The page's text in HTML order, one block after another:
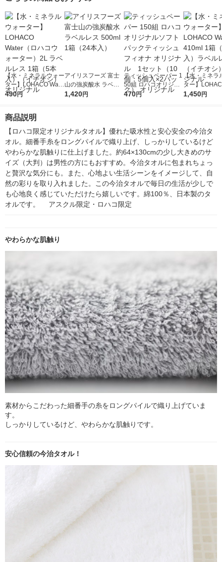
【水・ミネラルウォー
ター】LOHACO Wate
r（ロハコウォータ
シ） オリジナル
490円
アイリスフーズ 富士
山の強炭酸水 ラベル
レス 500ml 1箱（24
1,420円
ティッシュペーパー 1
50組 ロハコオリジナ
ルソフトパックティッ
オリジナル
470円
【水・ミネラ
ター】
r 410ml 1箱（
1,450円
商品説明
【ロハコ限定オリジナルタオル】優れた吸水性と安心安全の今治タ
オル。細番手糸をロングパイルで織り上げ、しっかりしているけど
やわらかな肌触りに仕上げました。約64×130cmの少し大きめのサ
イズ（大判）は男性の方にもおすすめ。今治タオルに包まれちょっ
と贅沢な気分にも。また、心地よい生活シーンをイメージして、自
然の彩りを取り入れました。この今治タオルで毎日の生活が少しで
も心地良く感じていただけたら嬉しいです。綿100％、日本製のタ
オルです。　 アスクル限定・ロハコ限定
やわらかな肌触り
素材からこだわった細番手の糸をロングパイルで織り上げていま
す。
しっかりしているけど、やわらかな肌触りです。
安心信頼の今治タオル！